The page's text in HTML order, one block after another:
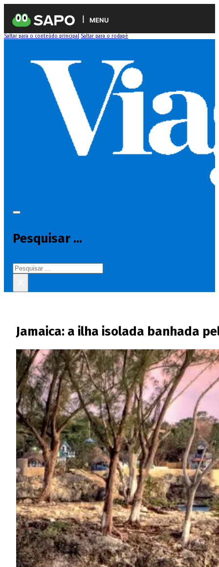
MENU
Saltar para o conteúdo principal Saltar para o rodapé
Pesquisar ...
Pesquisar
Jamaica: a ilha isolada banhada